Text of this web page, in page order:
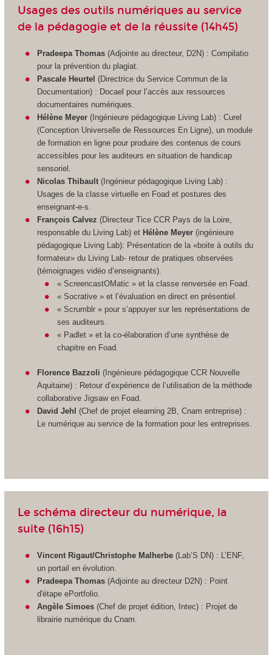
Usages des outils numériques au service
de la pédagogie et de la réussite (14h45)
Pradeepa Thomas (Adjointe au directeur, D2N) : Compilatio
pour la prévention du plagiat.
Pascale Heurtel (Directrice du Service Commun de la
Documentation) : Docael pour l’accès aux ressources
documentaires numériques.
Hélène Meyer (Ingénieure pédagogique Living Lab) : Curel
(Conception Universelle de Ressources En Ligne), un module
de formation en ligne pour produire des contenus de cours
accessibles pour les auditeurs en situation de handicap
sensoriel.
Nicolas Thibault (Ingénieur pédagogique Living Lab) :
Usages de la classe virtuelle en Foad et postures des
enseignant-e-s.
François Calvez (Directeur Tice CCR Pays de la Loire,
responsable du Living Lab) et Hélène Meyer (ingénieure
pédagogique Living Lab): Présentation de la «boite à outils du
formateur» du Living Lab- retour de pratiques observées
(témoignages vidéo d’enseignants).
« ScreencastOMatic » et la classe renversée en Foad.
« Socrative » et l’évaluation en direct en présentiel.
« Scrumblr » pour s’appuyer sur les représentations de
ses auditeurs.
« Padlet » et la co-élaboration d’une synthèse de
chapitre en Foad.
Florence Bazzoli (Ingénieure pédagogique CCR Nouvelle
Aquitaine) : Retour d’expérience de l’utilisation de la méthode
collaborative Jigsaw en Foad.
David Jehl (Chef de projet elearning 2B, Cnam entreprise) :
Le numérique au service de la formation pour les entreprises.
Le schéma directeur du numérique, la
suite (16h15)
Vincent Rigaut/Christophe Malherbe(Lab’S DN) : L’ENF,
un portail en évolution.
Pradeepa Thomas (Adjointe au directeur D2N) : Point
d'étape ePortfolio.
Angèle Simoes (Chef de projet édition, Intec) : Projet de
librairie numérique du Cnam.